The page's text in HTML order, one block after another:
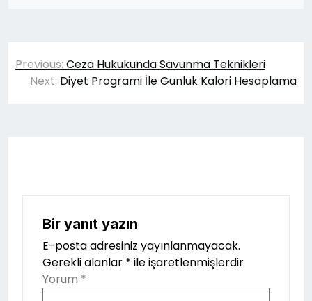
Yazı
gezinmesi
Previous: Ceza Hukukunda Savunma Teknikleri
Next: Diyet Programi İle Gunluk Kalori Hesaplama
Bir yanıt yazın
E-posta adresiniz yayınlanmayacak.
Gerekli alanlar * ile işaretlenmişlerdir
Yorum *